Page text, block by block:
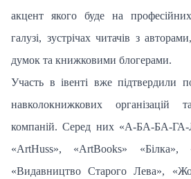
акцент якого буде на
галузі, зустрічах читачів з
думок та книжковими блогерами.
Участь в івенті вже підтвердили
навколокнижкових організацій
компаній. Серед них «А-БА-БА-
«ArtHuss», «ArtBooks» «Білка»,
«Видавництво Старого Лева»,